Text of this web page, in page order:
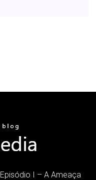
I – A Ameaça